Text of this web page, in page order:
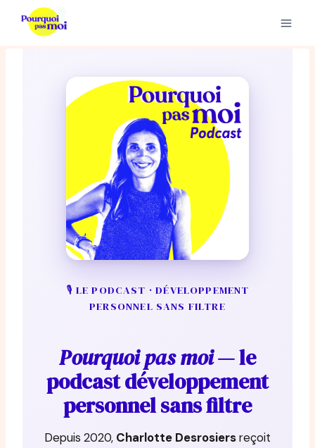
🎙 LE PODCAST · DÉVELOPPEMENT
PERSONNEL SANS FILTRE
Pourquoi pas moi— le
podcast développement
personnel sans filtre
Depuis 2020, Charlotte Desrosiersreçoit